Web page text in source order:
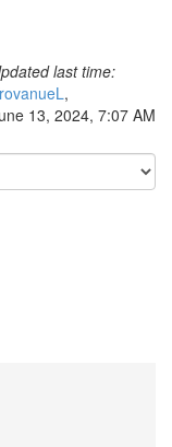
last time:
,
13, 2024, 7:07 AM